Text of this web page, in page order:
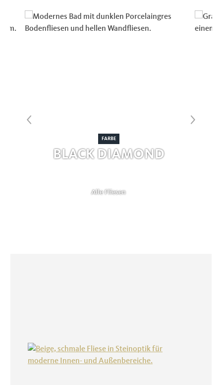
FARBE
BLACK DIAMOND
Alle Fliesen